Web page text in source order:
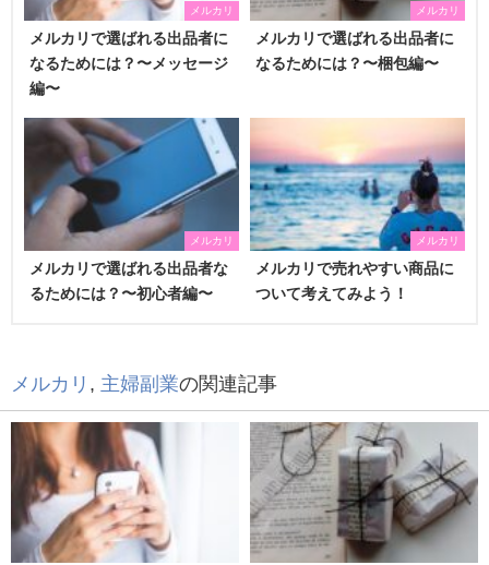
メルカリ
メルカリで選ばれる出品者に
なるためには？〜メッセージ
編〜
メルカリ
メルカリで選ばれる出品者に
なるためには？〜梱包編〜
メルカリ
メルカリで選ばれる出品者な
るためには？〜初心者編〜
メルカリ
メルカリで売れやすい商品に
ついて考えてみよう！
メルカリ , 主婦副業の関連記事